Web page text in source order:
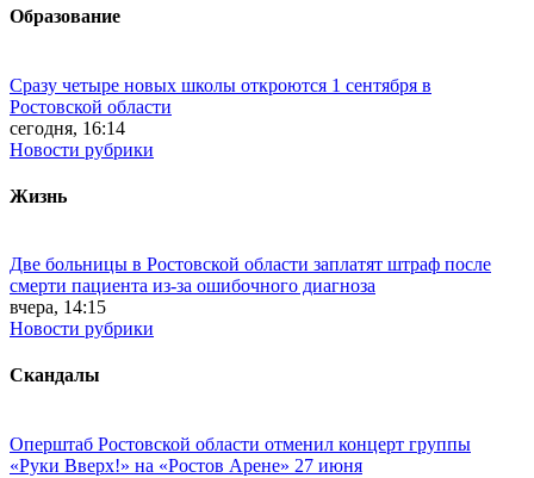
Образование
Сразу четыре новых школы откроются 1 сентября в
Ростовской области
сегодня, 16:14
Новости рубрики
Жизнь
Две больницы в Ростовской области заплатят штраф после
смерти пациента из-за ошибочного диагноза
вчера, 14:15
Новости рубрики
Скандалы
Оперштаб Ростовской области отменил концерт группы
«Руки Вверх!» на «Ростов Арене» 27 июня